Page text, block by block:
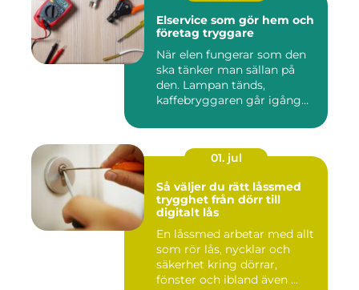
Elservice som gör hem och
företag tryggare
När elen fungerar som den
ska tänker man sällan på
den. Lampan tänds,
kaffebryggaren går igång
01. jul
Så väljer du rätt låssmed
trygghet från dörr till
digitalt lås
En låssmed arbetar med allt
som rör lås, nycklar och
säkerhet kring dörrar,
fönster och ibland även ...